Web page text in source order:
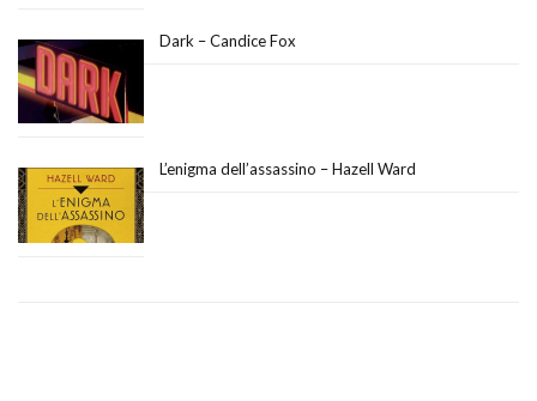
Dark – Candice Fox
L’enigma dell’assassino – Hazell Ward